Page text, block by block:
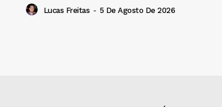
Lucas Freitas - 5 De Agosto De 2026